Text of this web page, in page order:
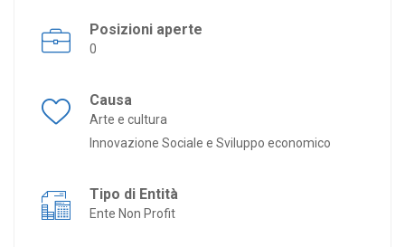
Posizioni aperte
0
Causa
Arte e cultura
Innovazione Sociale e Sviluppo economico
Tipo di Entità
Ente Non Profit